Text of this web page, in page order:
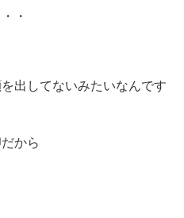
・
出してないみたいなんです
から